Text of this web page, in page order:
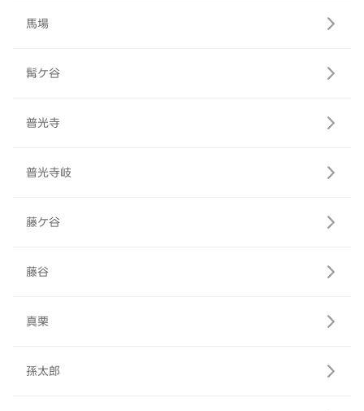
馬場
髯ケ谷
普光寺
普光寺岐
藤ケ谷
藤谷
真栗
孫太郎